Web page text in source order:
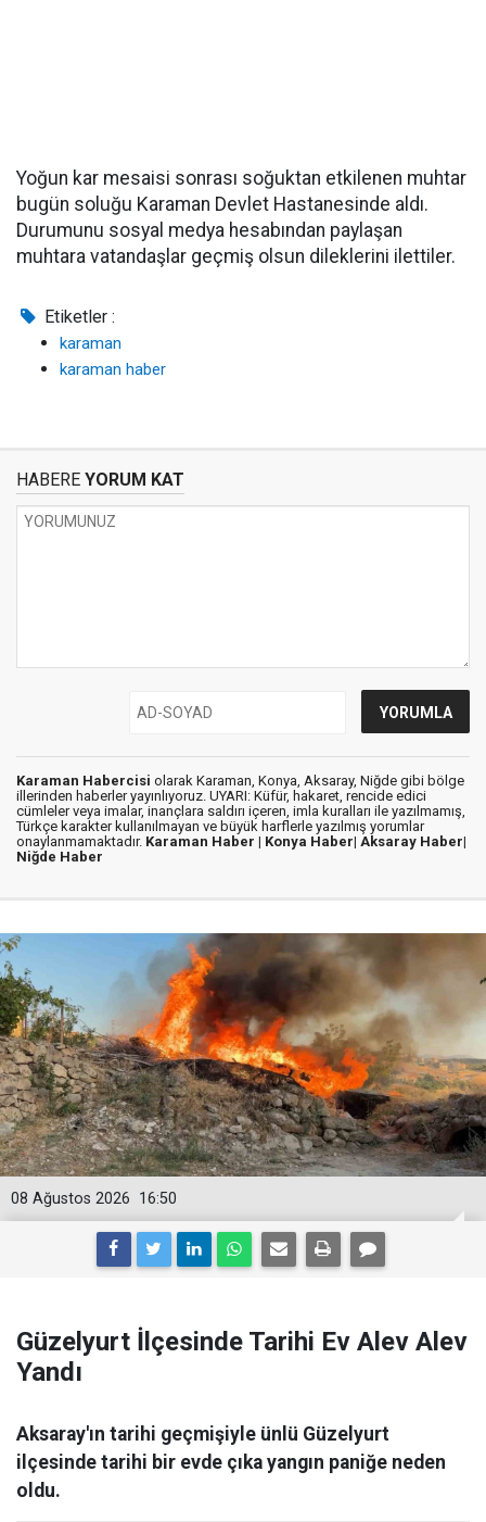
Yoğun kar mesaisi sonrası soğuktan etkilenen muhtar
bugün soluğu Karaman Devlet Hastanesinde aldı.
Durumunu sosyal medya hesabından paylaşan
muhtara vatandaşlar geçmiş olsun dileklerini ilettiler.
Etiketler :
karaman
karaman haber
HABERE YORUM KAT
Karaman Habercisi olarak Karaman, Konya, Aksaray, Niğde gibi bölge
illerinden haberler yayınlıyoruz. UYARI: Küfür, hakaret, rencide edici
cümleler veya imalar, inançlara saldırı içeren, imla kuralları ile yazılmamış,
Türkçe karakter kullanılmayan ve büyük harflerle yazılmış yorumlar
onaylanmamaktadır. Karaman Haber | Konya Haber| Aksaray Haber|
Niğde Haber
16:50
08 Ağustos 2026
Güzelyurt İlçesinde Tarihi Ev Alev Alev
Yandı
Aksaray'ın tarihi geçmişiyle ünlü Güzelyurt
ilçesinde tarihi bir evde çıka yangın paniğe neden
oldu.